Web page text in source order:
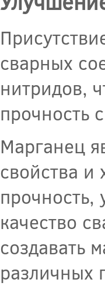
сварных
нитридов,
прочность
Марганец
свойства и
прочность,
качество
создавать
различных